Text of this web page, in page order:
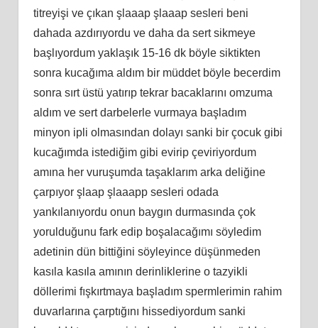
titreyişi ve çıkan şlaaap şlaaap sesleri beni
dahada azdırıyordu ve daha da sert sikmeye
başlıyordum yaklaşık 15-16 dk böyle siktikten
sonra kucağıma aldım bir müddet böyle becerdim
sonra sırt üstü yatırıp tekrar bacaklarını omzuma
aldım ve sert darbelerle vurmaya başladım
minyon ipli olmasından dolayı sanki bir çocuk gibi
kucağımda istediğim gibi evirip çeviriyordum
amına her vuruşumda taşaklarım arka deliğine
çarpıyor şlaap şlaaapp sesleri odada
yankılanıyordu onun baygın durmasında çok
yorulduğunu fark edip boşalacağımı söyledim
adetinin dün bittiğini söyleyince düşünmeden
kasıla kasıla amının derinliklerine o tazyikli
döllerimi fışkırtmaya başladım spermlerimin rahim
duvarlarına çarptığını hissediyordum sanki